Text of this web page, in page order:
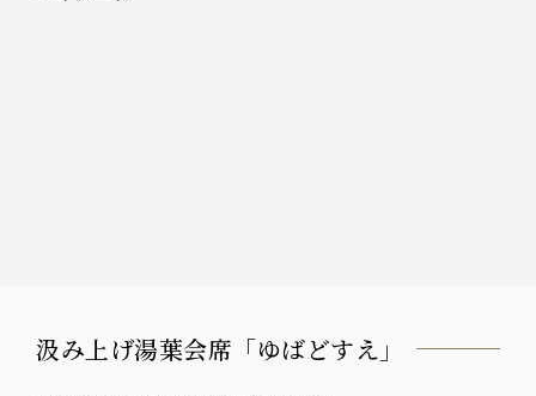
汲み上げ湯葉会席「ゆばどすえ」